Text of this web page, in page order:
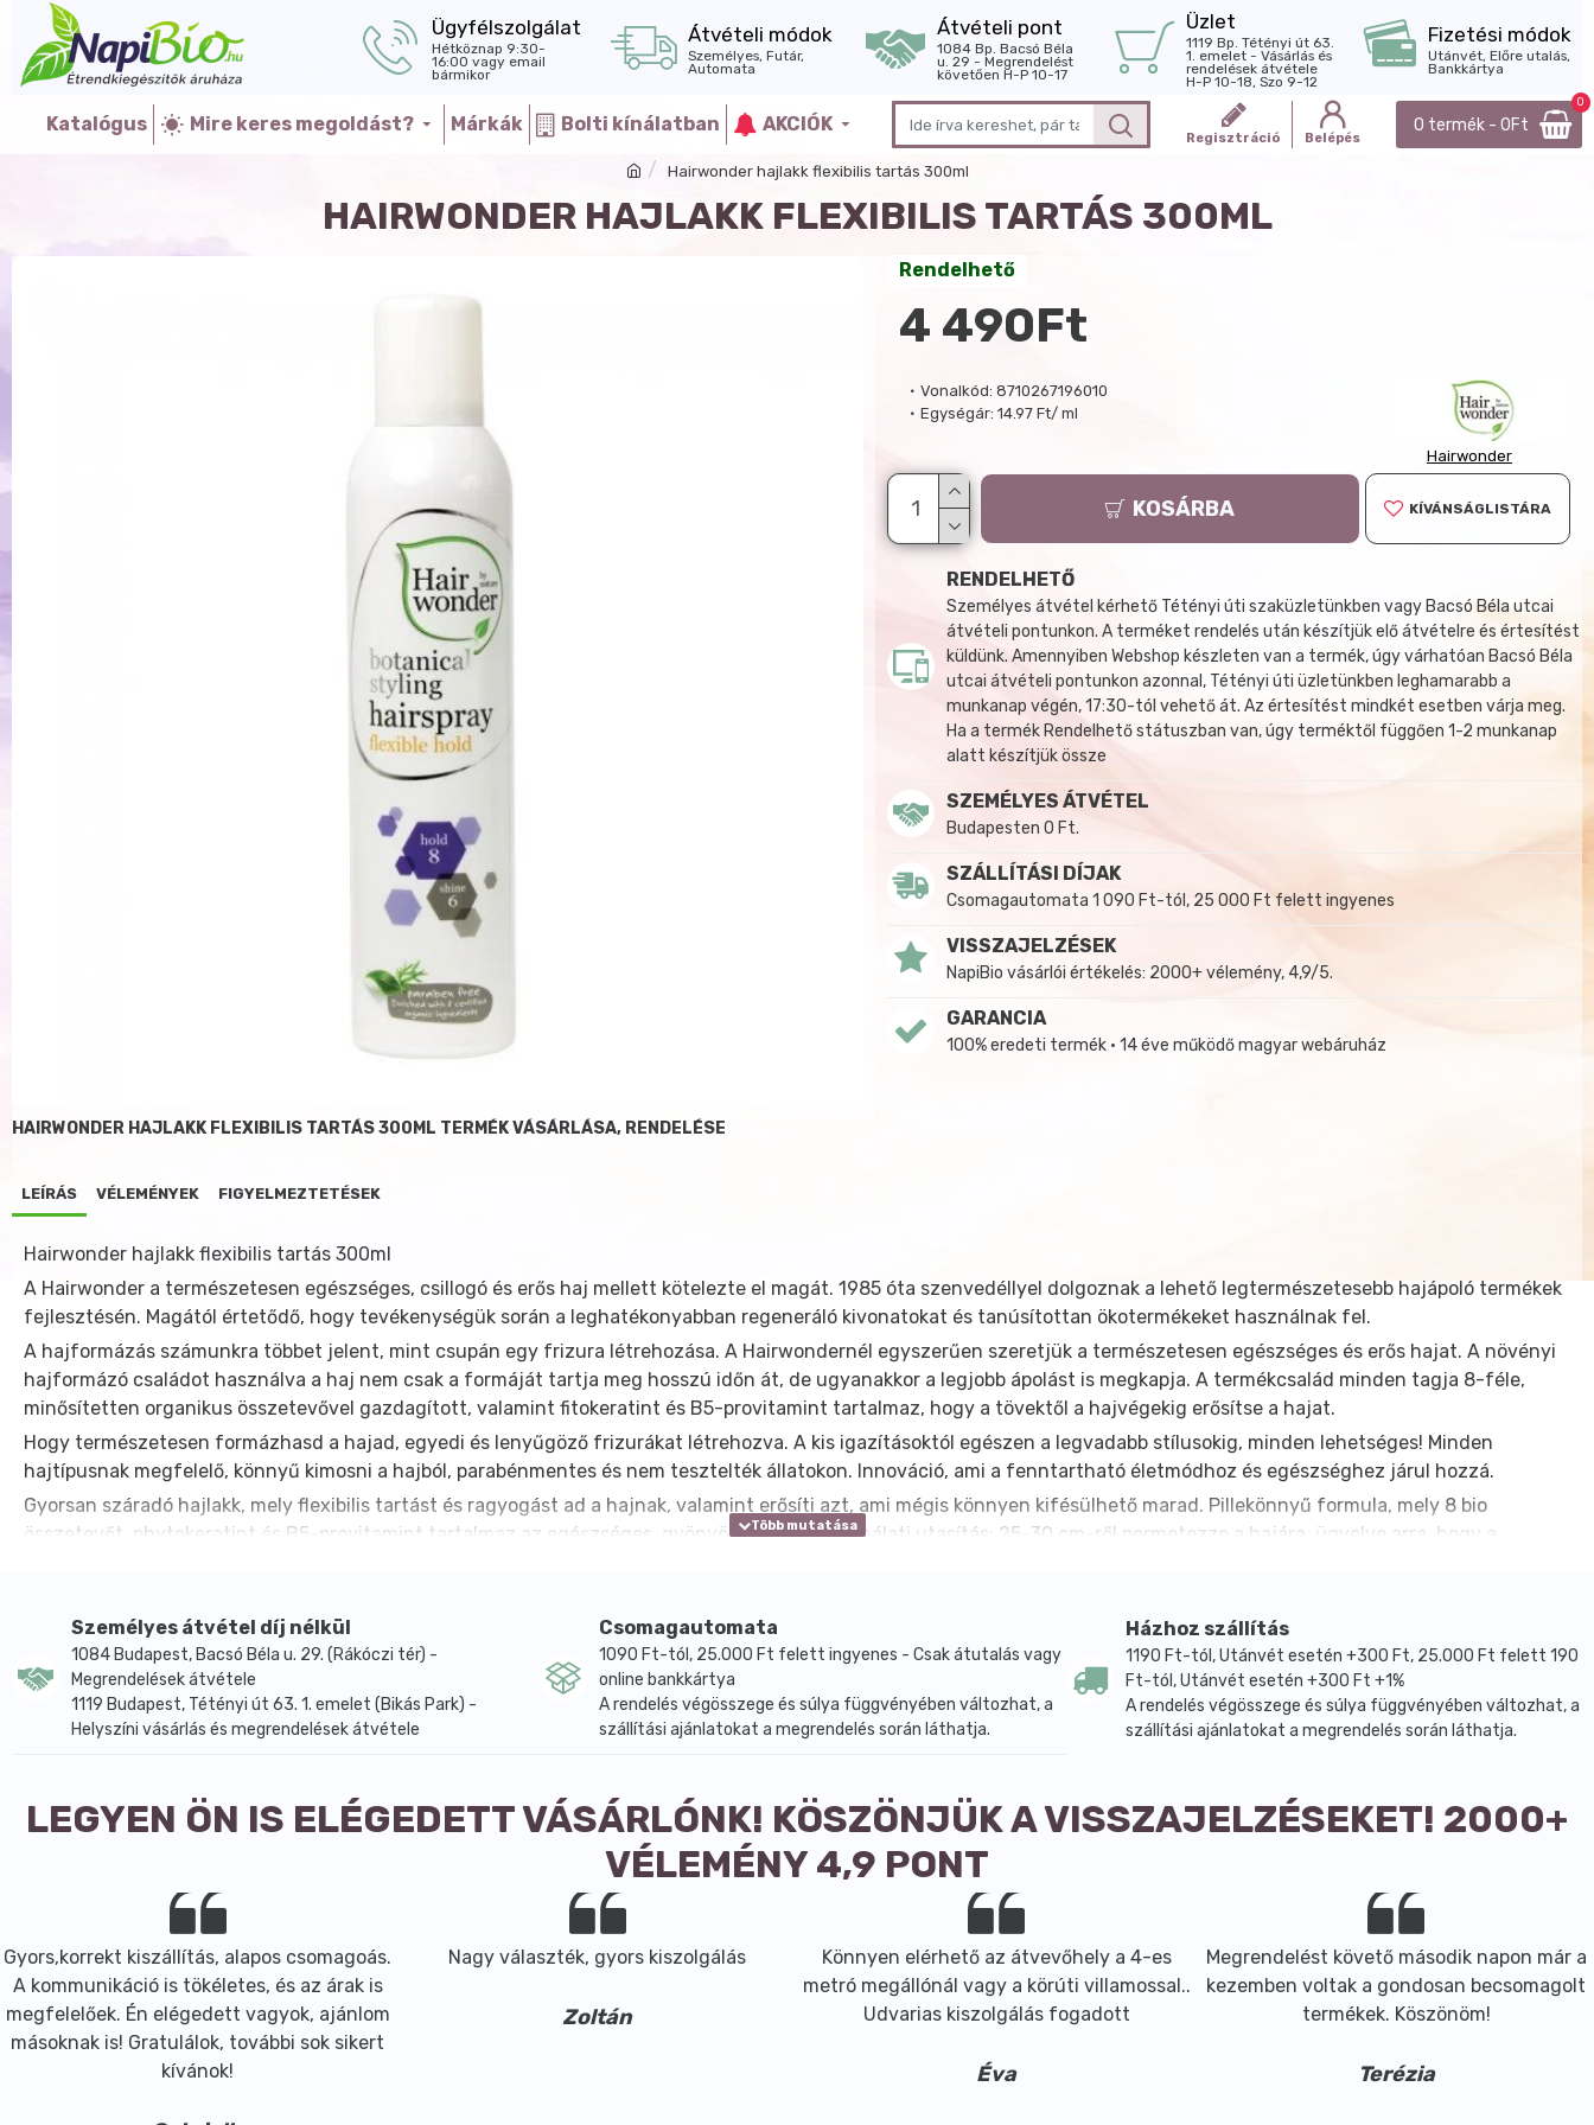
Ügyfélszolgálat
Hétköznap 9:30-
16:00 vagy email
bármikor
Átvételi módok
Személyes, Futár,
Automata
Átvételi pont
1084 Bp. Bacsó Béla
u. 29 - Megrendelést
követően H-P 10-17
Üzlet
1119 Bp. Tétényi út 63.
1. emelet - Vásárlás és
rendelések átvétele
H-P 10-18, Szo 9-12
Fizetési módok
Utánvét, Előre utalás,
Bankkártya
Katalógus Mire keres megoldást? Márkák Bolti kínálatban AKCIÓK
Regisztráció Belépés
0 termék - 0Ft
0
Hairwonder hajlakk flexibilis tartás 300ml
HAIRWONDER HAJLAKK FLEXIBILIS TARTÁS 300ML
Vonalkód: 8710267196010
Egységár: 14.97 Ft/ ml
Hairwonder
Rendelhető
4 490Ft
KOSÁRBA KÍVÁNSÁGLISTÁRA
RENDELHETŐ
Személyes átvétel kérhető Tétényi úti szaküzletünkben vagy Bacsó Béla utcai
átvételi pontunkon. A terméket rendelés után készítjük elő átvételre és értesítést
küldünk. Amennyiben Webshop készleten van a termék, úgy várhatóan Bacsó Béla
utcai átvételi pontunkon azonnal, Tétényi úti üzletünkben leghamarabb a
munkanap végén, 17:30-tól vehető át. Az értesítést mindkét esetben várja meg.
Ha a termék Rendelhető státuszban van, úgy terméktől függően 1-2 munkanap
alatt készítjük össze
SZEMÉLYES ÁTVÉTEL
Budapesten 0 Ft.
SZÁLLÍTÁSI DÍJAK
Csomagautomata 1 090 Ft-tól, 25 000 Ft felett ingyenes
VISSZAJELZÉSEK
NapiBio vásárlói értékelés: 2000+ vélemény, 4,9/5.
GARANCIA
100% eredeti termék • 14 éve működő magyar webáruház
HAIRWONDER HAJLAKK FLEXIBILIS TARTÁS 300ML TERMÉK VÁSÁRLÁSA, RENDELÉSE
LEÍRÁS VÉLEMÉNYEK FIGYELMEZTETÉSEK
Hairwonder hajlakk flexibilis tartás 300ml
A Hairwonder a természetesen egészséges, csillogó és erős haj mellett kötelezte el magát. 1985 óta szenvedéllyel dolgoznak a lehető legtermészetesebb hajápoló termékek
fejlesztésén. Magától értetődő, hogy tevékenységük során a leghatékonyabban regeneráló kivonatokat és tanúsítottan ökotermékeket használnak fel.
A hajformázás számunkra többet jelent, mint csupán egy frizura létrehozása. A Hairwondernél egyszerűen szeretjük a természetesen egészséges és erős hajat. A növényi
hajformázó családot használva a haj nem csak a formáját tartja meg hosszú időn át, de ugyanakkor a legjobb ápolást is megkapja. A termékcsalád minden tagja 8-féle,
minősítetten organikus összetevővel gazdagított, valamint fitokeratint és B5-provitamint tartalmaz, hogy a tövektől a hajvégekig erősítse a hajat.
Hogy természetesen formázhasd a hajad, egyedi és lenyűgöző frizurákat létrehozva. A kis igazításoktól egészen a legvadabb stílusokig, minden lehetséges! Minden
hajtípusnak megfelelő, könnyű kimosni a hajból, parabénmentes és nem tesztelték állatokon. Innováció, ami a fenntartható életmódhoz és egészséghez járul hozzá.
Gyorsan száradó hajlakk, mely flexibilis tartást és ragyogást ad a hajnak, valamint erősíti azt, ami mégis könnyen kifésülhető marad. Pillekönnyű formula, mely 8 bio
összetevőt, phytokeratint és B5-provitamint tartalmaz az egészséges, gyönyörű hajért. Használati utasítás: 25-30 cm-ről permetezze a hajára, ügyelve arra, hogy a
Személyes átvétel díj nélkül
1084 Budapest, Bacsó Béla u. 29. (Rákóczi tér) -
Megrendelések átvétele
1119 Budapest, Tétényi út 63. 1. emelet (Bikás Park) -
Helyszíni vásárlás és megrendelések átvétele
Csomagautomata
1090 Ft-tól, 25.000 Ft felett ingyenes - Csak átutalás vagy
online bankkártya
A rendelés végösszege és súlya függvényében változhat, a
szállítási ajánlatokat a megrendelés során láthatja.
Házhoz szállítás
1190 Ft-tól, Utánvét esetén +300 Ft, 25.000 Ft felett 190
Ft-tól, Utánvét esetén +300 Ft +1%
A rendelés végösszege és súlya függvényében változhat, a
szállítási ajánlatokat a megrendelés során láthatja.
LEGYEN ÖN IS ELÉGEDETT VÁSÁRLÓNK! KÖSZÖNJÜK A VISSZAJELZÉSEKET! 2000+
VÉLEMÉNY 4,9 PONT
Gyors,korrekt kiszállítás, alapos csomagoás.
A kommunikáció is tökéletes, és az árak is
megfelelőek. Én elégedett vagyok, ajánlom
másoknak is! Gratulálok, további sok sikert
kívánok!
Nagy választék, gyors kiszolgálás
Zoltán
Könnyen elérhető az átvevőhely a 4-es
metró megállónál vagy a körúti villamossal..
Udvarias kiszolgálás fogadott
Éva
Megrendelést követő második napon már a
kezemben voltak a gondosan becsomagolt
termékek. Köszönöm!
Terézia